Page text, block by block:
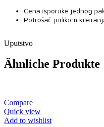
Cena isporuke jednog
Potrošač prilikom
Uputstvo
Ähnliche Produkte
Compare
Quick view
Add to wishlist